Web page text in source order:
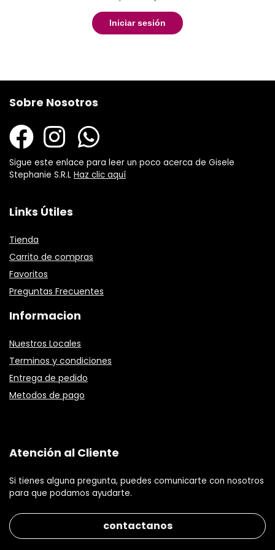
Iniciar sesión
Sobre Nosotros
Sigue este enlace para leer un poco acerca de Gisele
Stephanie S.R.L Haz clic aquí
Links Útiles
Tienda
Carrito de compras
Favoritos
Preguntas Frecuentes
Informacion
Nuestros Locales
Terminos y condiciones
Entrega de pedido
Metodos de pago
Atención al Cliente
Si tienes alguna pregunta, puedes comunicarte con nosotros
para que podamos ayudarte.
contactanos